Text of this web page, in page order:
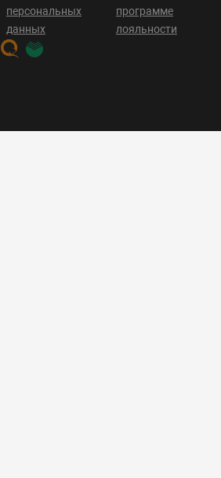
персональных
данных
программе
лояльности